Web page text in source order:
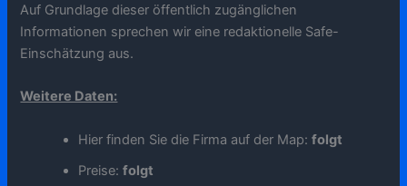
Auf Grundlage dieser öffentlich zugänglichen
Informationen sprechen wir eine redaktionelle Safe-
Einschätzung aus.
Weitere Daten:
Hier finden Sie die Firma auf der Map:folgt
Preise:folgt